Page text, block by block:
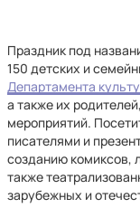
Праздник под
150 детских и
Департамента
а также их
мероприятий.
писателями и
созданию комиксов,
также
зарубежных и